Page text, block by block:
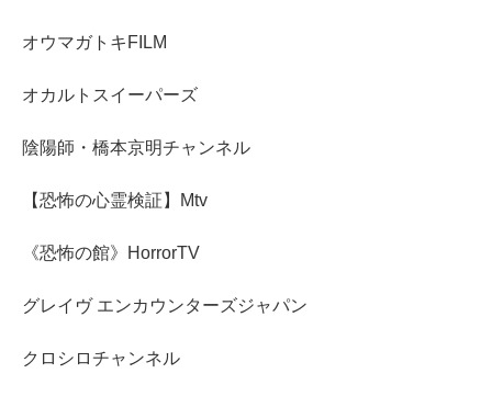
オウマガトキFILM
オカルトスイーパーズ
陰陽師・橋本京明チャンネル
【恐怖の心霊検証】Mtv
《恐怖の館》HorrorTV
グレイヴ エンカウンターズジャパン
クロシロチャンネル